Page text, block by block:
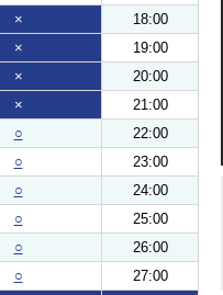
×
18:00
×
19:00
×
20:00
×
21:00
○
22:00
○
23:00
○
24:00
○
25:00
○
26:00
○
27:00